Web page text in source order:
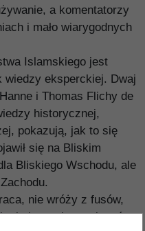
a komentatorzy
i mało wiarygodnych
Islamskiego jest
wiedzy eksperckiej. Dwaj
i Thomas Flichy de
historycznej,
pokazują, jak to się
się na Bliskim
Bliskiego Wschodu, ale
nie wróży z fusów,
łatwych rozwiązań,